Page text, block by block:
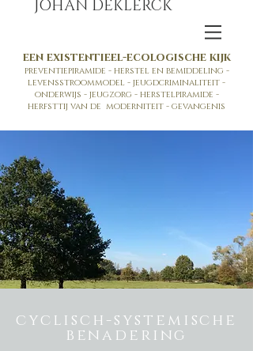
JOHAN DEKLERCK
een existentieel-ecologische kijk
preventiepiramide - herstel en bemiddeling -
levensstroommodel - jeugdcriminaliteit -
onderwijs - jeugzorg - herstelpiramide -
herfsttij van de moderniteit - gevangenis
cyclisch-systemische
benadering